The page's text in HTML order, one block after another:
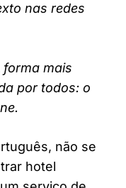
nas redes
forma mais
por todos: o
não se
hotel